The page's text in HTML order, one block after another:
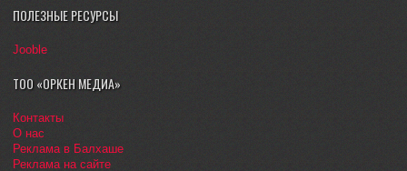
ПОЛЕЗНЫЕ РЕСУРСЫ
Jooble
ТОО «ОРКЕН МЕДИА»
Контакты
О нас
Реклама в Балхаше
Реклама на сайте